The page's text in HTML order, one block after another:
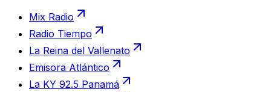
Mix Radio
Radio Tiempo
La Reina del Vallenato
Emisora Atlántico
La KY 92.5 Panamá